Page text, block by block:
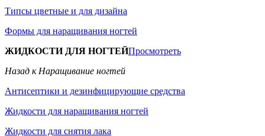
Типсы цветные и для дизайна
Формы для наращивания ногтей
ЖИДКОСТИ ДЛЯ НОГТЕЙПросмотреть
Назад к Наращивание ногтей
Антисептики и дезинфицирующие средства
Жидкости для наращивания ногтей
Жидкости для снятия лака